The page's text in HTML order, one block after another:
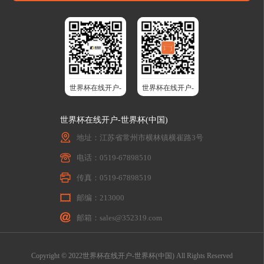
世界杯在线开户-
份
世界杯在线开户-
能升降桌
世界杯在线开户-世界杯(中国)
地址：江苏省常州市横林镇横崔路3号
电话：0519-67898510
传真：0519-67898519
邮编：213000
邮箱：sales@352319.com
Copyright © 2022世界杯在线开户-世界杯(中国) All Rights Reserved